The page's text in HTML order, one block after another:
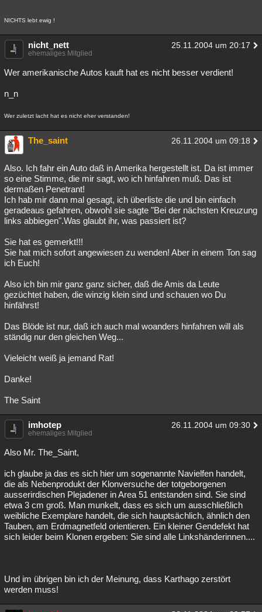
NICHTS lebt ewig !
nicht_nett 25.11.2004 um 20:17
ehemaliges Mitglied
Wer amerikanische Autos kauft hat es nicht besser verdient!
n_n
Wer zuletzt lacht hat es nicht eher verstanden!
The_saint 26.11.2004 um 09:18
Also. Ich fahr ein Auto daß in Amerika hergestellt ist. Da ist immer
so eine Stimme, die mir sagt, wo ich hinfahren muß. Das ist
dermaßen Penetrant!
Ich hab mir dann mal gesagt, ich überliste die und bin einfach
geradeaus gefahren, obwohl sie sagte "Bei der nächsten Kreuzung
links abbiegen".Was glaubt ihr, was passiert ist?
Sie hat es gemerkt!!!
Sie hat mich sofort angewiesen zu wenden! Aber in einem Ton sag
ich Euch!
Also ich bin mir ganz ganz sicher, daß die Amis da Leute
gezüchtet haben, die winzig klein sind und schauen wo Du
hinfährst!
Das Blöde ist nur, daß ich auch mal woanders hinfahren will als
ständig nur den gleichen Weg...
Vieleicht weiß ja jemand Rat!
Danke!
The Saint
imhotep 26.11.2004 um 09:30
ehemaliges Mitglied
Also Mr. The_Saint,
ich glaube ja das es sich hier um sogenannte Navielfen handelt,
die als Nebenprodukt der Klonversuche der totgeborgenen
ausserirdischen Plejadener in Area 51 entstanden sind. Sie sind
etwa 3 cm groß. Man munkelt, dass es sich um ausschließlich
weibliche Exemplare handelt, die sich hauptsächlich, ähnlich den
Tauben, am Erdmagnetfeld orientieren. Ein kleiner Gendefekt hat
sich leider beim Klonen ergeben: Sie sind alle Linkshänderinnen....
Und im übrigen bin ich der Meinung, dass Karthago zerstört
werden muss!